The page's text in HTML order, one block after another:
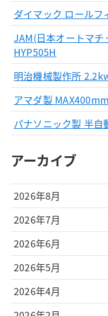
ダイマック ロールフ
JAM(日本オートマ
HYP505H
明治機械製作所
アマダ製
パナソニック製 半自
アーカイブ
2026年8月
2026年7月
2026年6月
2026年5月
2026年4月